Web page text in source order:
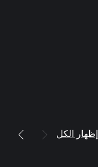
إظهار الكل